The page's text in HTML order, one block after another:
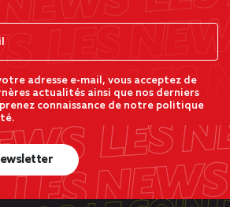
adresse e-mail, vous acceptez de
actualités ainsi que nos derniers
connaissance de notre politique